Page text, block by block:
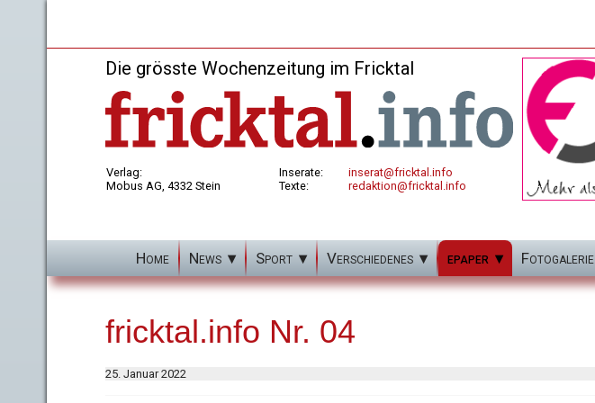
Die grösste Wochenzeitung im Fricktal
Verlag:
Mobus AG, 4332 Stein
Inserate:
Texte:
inserat@fricktal.info
redaktion@fricktal.info
Home News Sport Verschiedenes epaper Fotogalerie
fricktal.info Nr. 04
25. Januar 2022